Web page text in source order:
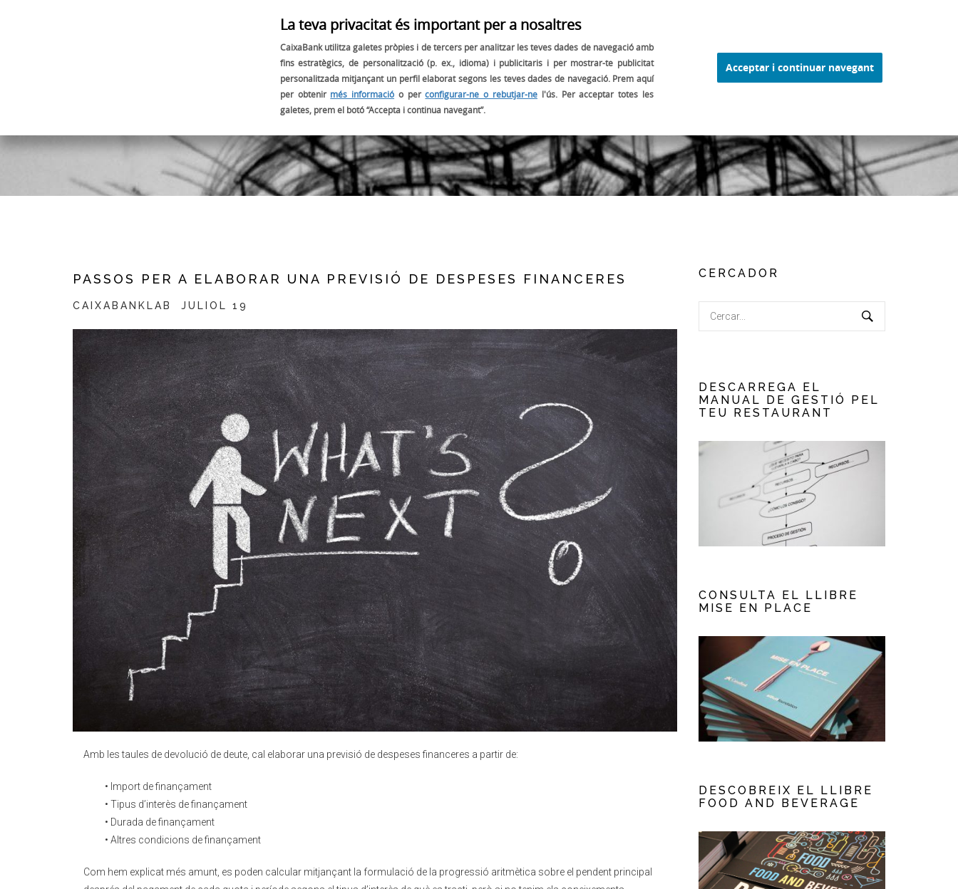
La teva privacitat és important per a nosaltres
CaixaBank utilitza galetes pròpies i de tercers per analitzar les teves dades de navegació amb
fins estratègics, de personalització (p. ex., idioma) i publicitaris i per mostrar-te publicitat
personalitzada mitjançant un perfil elaborat segons les teves dades de navegació. Prem aquí
per obtenir més informació o perconfigurar-ne o rebutjar-ne l'ús. Per acceptar totes les
galetes, prem el botó “Accepta i continua navegant”.
Acceptar i continuar navegant
BLOG
PASSOS PER A ELABORAR UNA PREVISIÓ DE DESPESES FINANCERES
CAIXABANKLAB JULIOL 19
Amb les taules de devolució de deute, cal elaborar una previsió de despeses financeres a partir de:
• Import de finançament
• Tipus d’interès de finançament
• Durada de finançament
• Altres condicions de finançament
Com hem explicat més amunt, es poden calcular mitjançant la formulació de la progressió aritmètica sobre el pendent principal
CERCADOR
DESCARREGA EL
MANUAL DE GESTIÓ PEL
TEU RESTAURANT
CONSULTA EL LLIBRE
MISE EN PLACE
DESCOBREIX EL LLIBRE
FOOD AND BEVERAGE